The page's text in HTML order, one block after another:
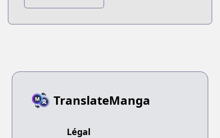
TranslateManga
Légal